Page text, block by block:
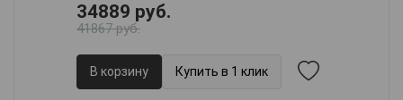
34889 руб.
41867 руб.
В корзину Купить в 1 клик